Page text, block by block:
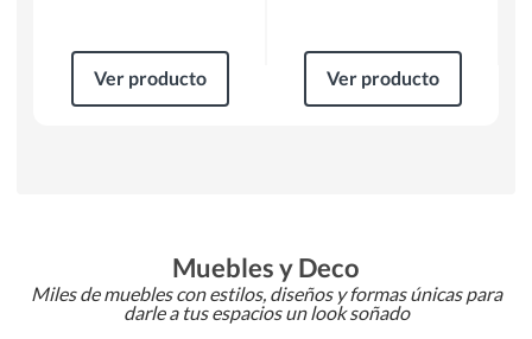
Ver producto Ver producto
Muebles y Deco
Miles de muebles con estilos, diseños y formas únicas para
darle a tus espacios un look soñado